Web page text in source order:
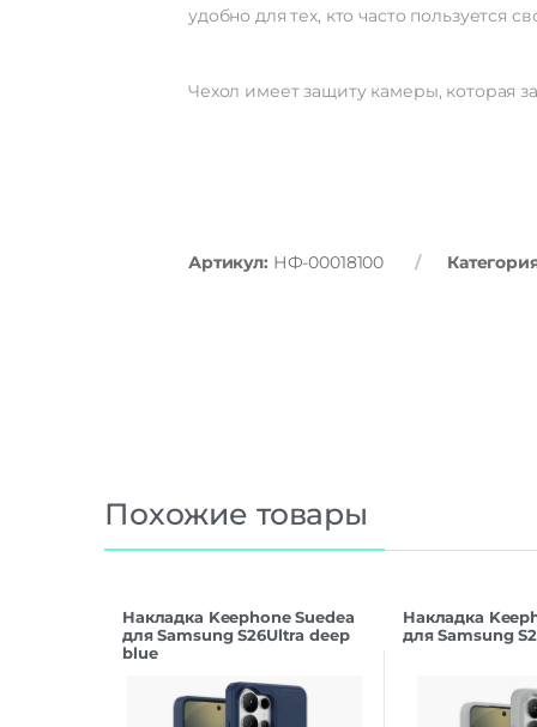
удобно для тех, кто часто пользуется
Чехол имеет защиту камеры, которая
Артикул: НФ-00018100
Похожие товары
Накладка Keephone Suedea
для Samsung S26Ultra deep
blue
Накладка
для Samsung